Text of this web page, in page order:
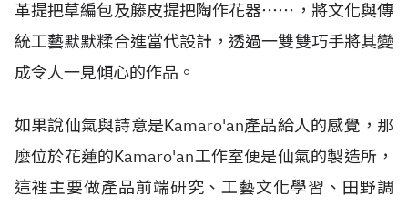
革提把草編包及籐皮提把陶作花器⋯⋯，將文化與傳
統工藝默默糅合進當代設計，透過一雙雙巧手將其變
成令人一見傾心的作品。
如果說仙氣與詩意是Kamaro'an產品給人的感覺，那
麼位於花蓮的Kamaro'an工作室便是仙氣的製造所，
這裡主要做產品前端研究、工藝文化學習、田野調